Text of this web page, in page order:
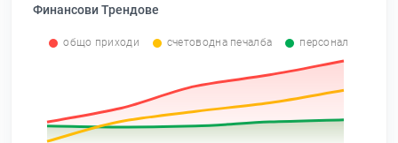
Финансови Трендове
общо приходи счетоводна печалба персонал